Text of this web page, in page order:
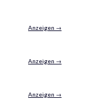
Anzeigen →
Anzeigen →
Anzeigen →